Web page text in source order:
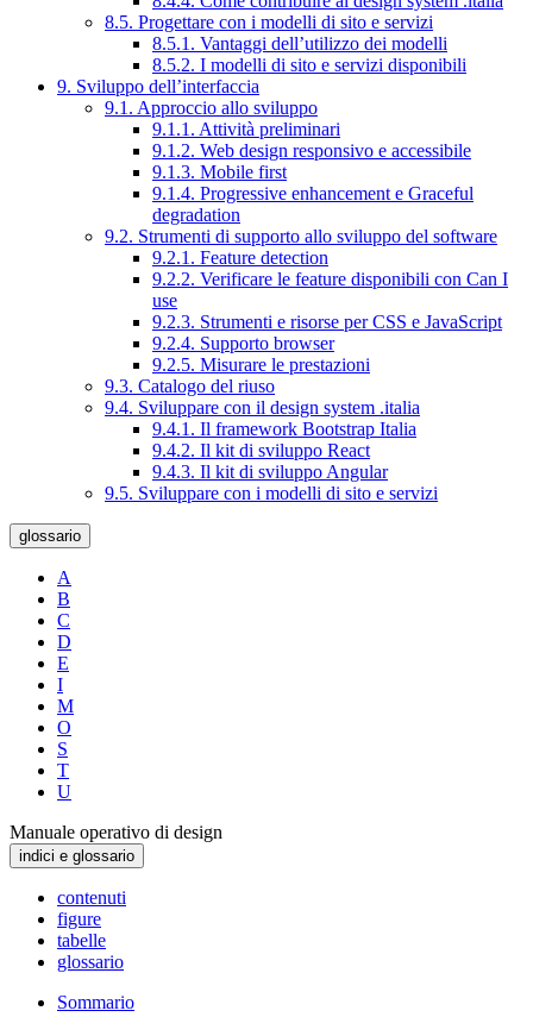
8.5. Progettare con i modelli di sito e servizi
8.5.1. Vantaggi dell’utilizzo dei modelli
8.5.2. I modelli di sito e servizi disponibili
9. Sviluppo dell’interfaccia
9.1. Approccio allo sviluppo
9.1.1. Attività preliminari
9.1.2. Web design responsivo e accessibile
9.1.3. Mobile first
9.1.4. Progressive enhancement e Graceful
degradation
9.2. Strumenti di supporto allo sviluppo del software
9.2.1. Feature detection
9.2.2. Verificare le feature disponibili con Can I
use
9.2.3. Strumenti e risorse per CSS e JavaScript
9.2.4. Supporto browser
9.2.5. Misurare le prestazioni
9.3. Catalogo del riuso
9.4. Sviluppare con il design system .italia
9.4.1. Il framework Bootstrap Italia
9.4.2. Il kit di sviluppo React
9.4.3. Il kit di sviluppo Angular
9.5. Sviluppare con i modelli di sito e servizi
glossario
A
B
C
D
E
I
M
O
S
T
U
Manuale operativo di design
indici e glossario
contenuti
figure
tabelle
glossario
Sommario